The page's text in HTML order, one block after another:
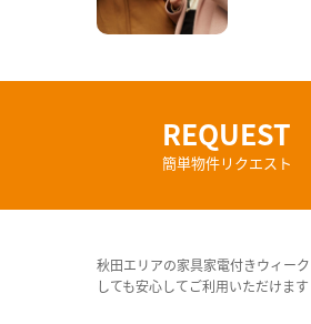
REQUEST
簡単物件リクエスト
秋田エリアの家具家電付きウィー
しても安心してご利用いただけま